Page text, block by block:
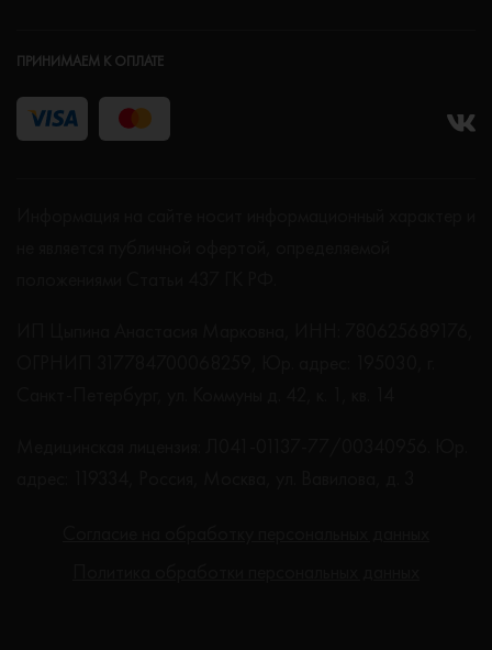
ПРИНИМАЕМ К ОПЛАТЕ